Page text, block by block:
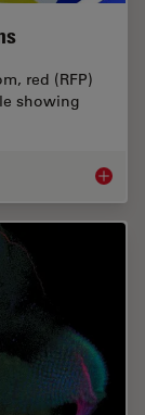
red (RFP)
showing